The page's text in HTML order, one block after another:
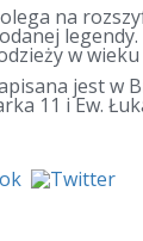
na
w
jest w
11 i Ew.